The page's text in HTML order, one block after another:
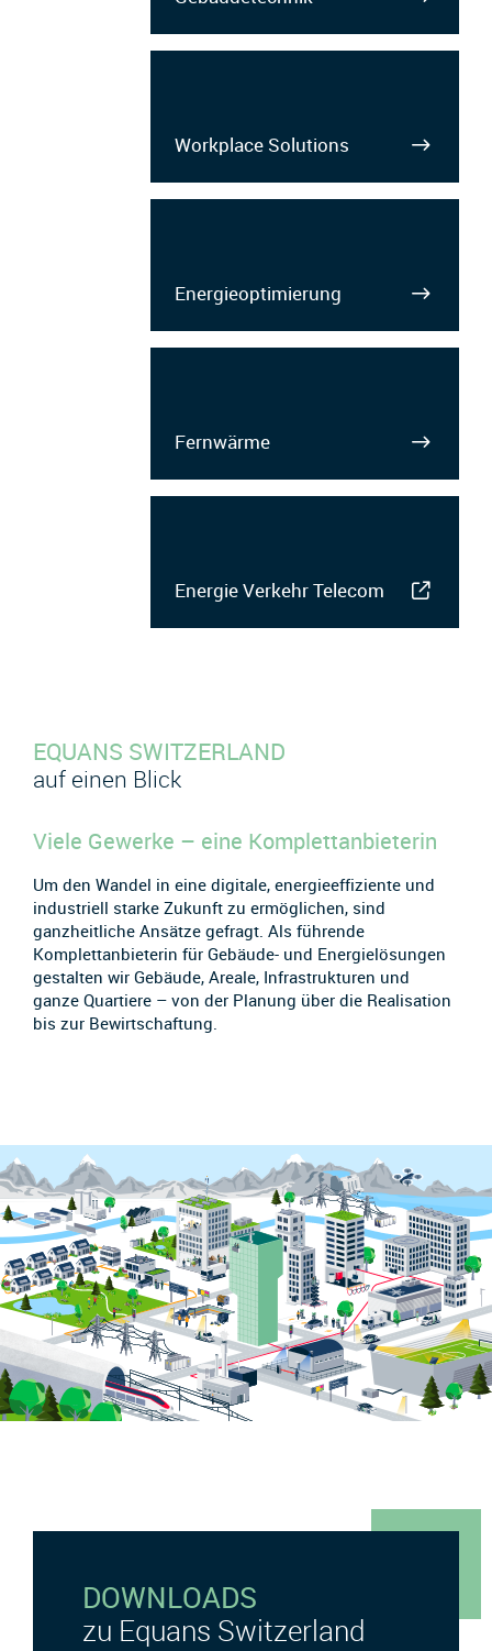
Workplace Solutions
Energieoptimierung
Fernwärme
Energie Verkehr Telecom
EQUANS SWITZERLAND
auf einen Blick
Viele Gewerke – eine Komplettanbieterin
Um den Wandel in eine digitale, energieeffiziente und
industriell starke Zukunft zu ermöglichen, sind
ganzheitliche Ansätze gefragt. Als führende
Komplettanbieterin für Gebäude- und Energielösungen
gestalten wir Gebäude, Areale, Infrastrukturen und
ganze Quartiere – von der Planung über die Realisation
bis zur Bewirtschaftung.
DOWNLOADS
zu Equans Switzerland